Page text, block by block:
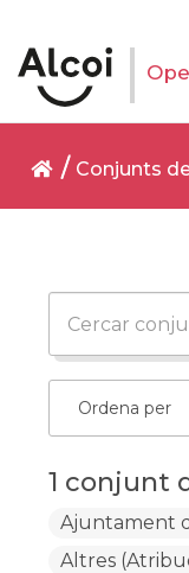
Conjunts
1 conjunt
Ajuntament
Altres